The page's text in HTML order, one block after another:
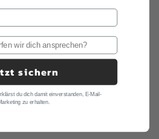
sichern
du dich damit einverstanden, E-Mail-
zu erhalten.